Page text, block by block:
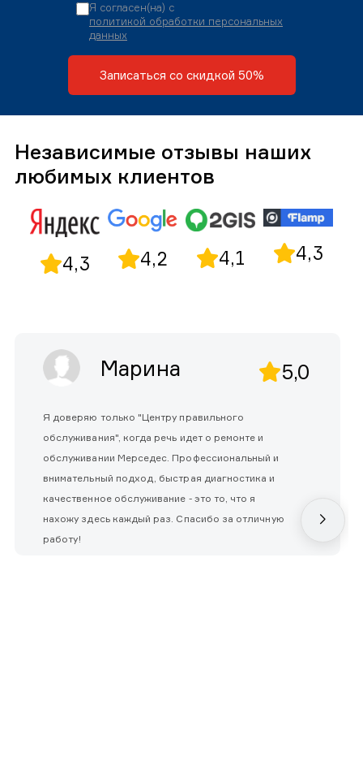
Я согласен(на) с
политикой обработки персональных
данных
Записаться со скидкой 50%
Независимые отзывы наших
любимых клиентов
4,3 4,2 4,1 4,3
Марина 5,0
Я доверяю только "Центру правильного
обслуживания", когда речь идет о ремонте и
обслуживании Мерседес. Профессиональный и
внимательный подход, быстрая диагностика и
качественное обслуживание - это то, что я
нахожу здесь каждый раз. Спасибо за отличную
работу!